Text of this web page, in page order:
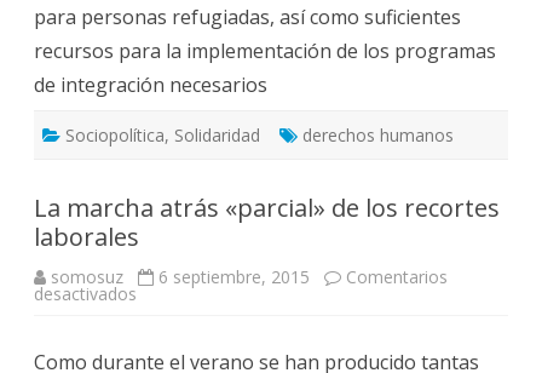
para personas refugiadas, así como suficientes
recursos para la implementación de los programas
de integración necesarios
Sociopolítica, Solidaridad derechos humanos
La marcha atrás «parcial» de los recortes
laborales
somosuz 6 septiembre, 2015 Comentarios
desactivadosen
«parcial»
Como durante el verano se han producido tantas